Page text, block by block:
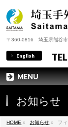
〒360-0816 埼玉県熊谷
English
MENU
お知らせ
HOME » お知らせ » フ